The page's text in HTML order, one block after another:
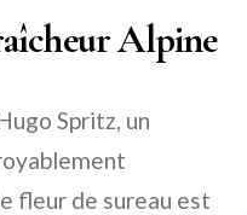
Alpine
Spritz, un
fleur de sureau est